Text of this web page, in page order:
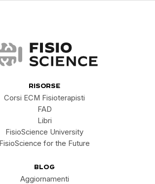
FisioScience
RISORSE
Corsi ECM Fisioterapisti
FAD
Libri
FisioScience University
FisioScience for the Future
BLOG
Aggiornamenti